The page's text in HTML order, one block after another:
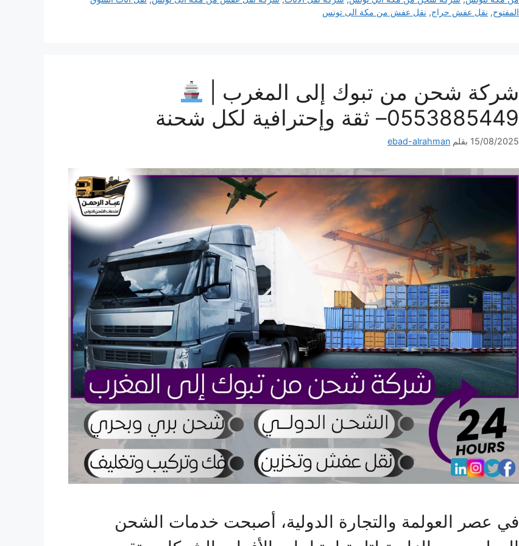
المفتوح, نقل عفش حراج, نقل عفش من مكة الى تونس
شركة شحن من تبوك إلى المغرب |
0553885449– ثقة وإحترافية لكل شحنة
15/08/2025 بقلم ebad-alrahman
في عصر العولمة والتجارة الدولية، أصبحت خدمات الشحن